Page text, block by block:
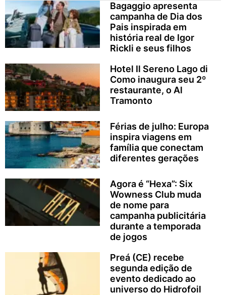
Bagaggio apresenta
campanha de Dia dos
Pais inspirada em
história real de Igor
Rickli e seus filhos
Hotel Il Sereno Lago di
Como inaugura seu 2º
restaurante, o Al
Tramonto
Férias de julho: Europa
inspira viagens em
família que conectam
diferentes gerações
Agora é “Hexa”: Six
Wowness Club muda
de nome para
campanha publicitária
durante a temporada
de jogos
Preá (CE) recebe
segunda edição de
evento dedicado ao
universo do Hidrofoil